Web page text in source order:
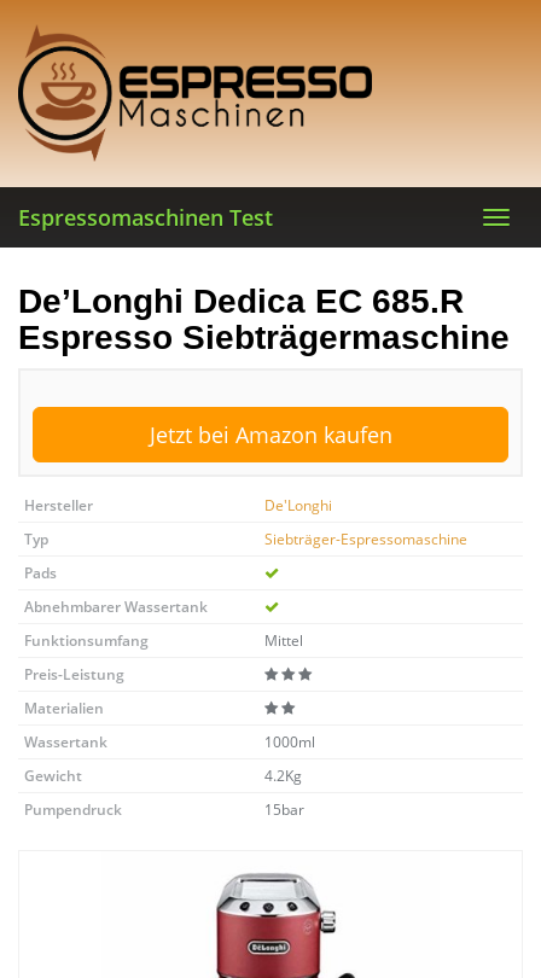
main
content
Espressomaschinen Test
De’Longhi Dedica EC 685.R
Espresso Siebträgermaschine
Jetzt bei Amazon kaufen
Hersteller
De'Longhi
Typ
Siebträger-Espressomaschine
Pads
Abnehmbarer Wassertank
Funktionsumfang
Mittel
Preis-Leistung
Materialien
Wassertank
1000ml
Gewicht
4.2Kg
Pumpendruck
15bar